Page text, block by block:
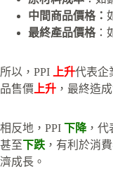
中間商品價格：
最終產品價格：
所以，PPI 上升代表企
品售價 上升 ，最終造
相反地，PPI 下降，代
甚至下跌 ，有利於消
濟成長。